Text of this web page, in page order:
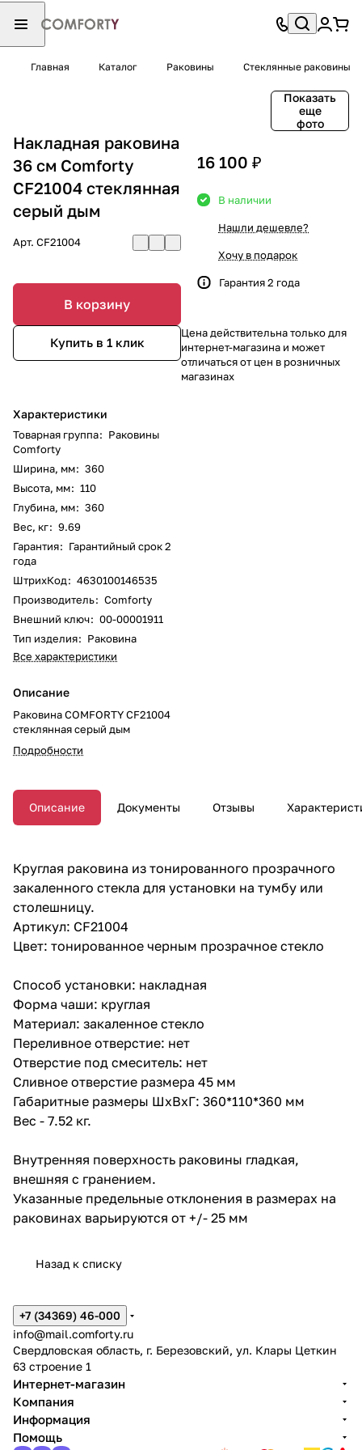
Главная Каталог Раковины Стеклянные раковины
Показать
еще
фото
Накладная раковина
36 см Comforty
CF21004 стеклянная
серый дым
Арт. CF21004
В корзину
Купить в 1 клик
Характеристики
Товарная группа: Раковины
Comforty
Ширина, мм: 360
Высота, мм: 110
Глубина, мм: 360
Вес, кг: 9.69
Гарантия: Гарантийный срок 2
года
ШтрихКод: 4630100146535
Производитель: Comforty
Внешний ключ: 00-00001911
Тип изделия: Раковина
Все характеристики
Описание
Раковина COMFORTY CF21004
стеклянная серый дым
Подробности
16 100 ₽
В наличии
Нашли дешевле?
Хочу в подарок
Гарантия 2 года
Цена действительна только для
интернет-магазина и может
отличаться от цен в розничных
магазинах
Описание Документы Отзывы
Круглая раковина из тонированного прозрачного
закаленного стекла для установки на тумбу или
столешницу.
Артикул: CF21004
Цвет: тонированное черным прозрачное стекло
Способ установки: накладная
Форма чаши: круглая
Материал: закаленное стекло
Переливное отверстие: нет
Отверстие под смеситель: нет
Сливное отверстие размера 45 мм
Габаритные размеры ШхВхГ: 360*110*360 мм
Вес - 7.52 кг.
Внутренняя поверхность раковины гладкая,
внешняя c гранением.
Указанные предельные отклонения в размерах на
раковинах варьируются от +/- 25 мм
Назад к списку
+7 (34369) 46-000
info@mail.comforty.ru
Свердловская область, г. Березовский, ул. Клары Цеткин
63 строение 1
Интернет-магазин
Компания
Информация
Помощь